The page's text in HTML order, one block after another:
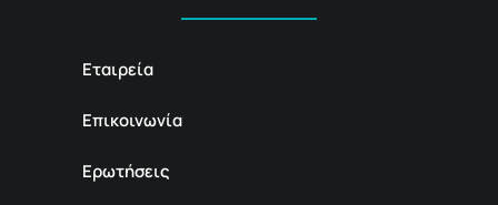
Εταιρεία
Επικοινωνία
Ερωτήσεις